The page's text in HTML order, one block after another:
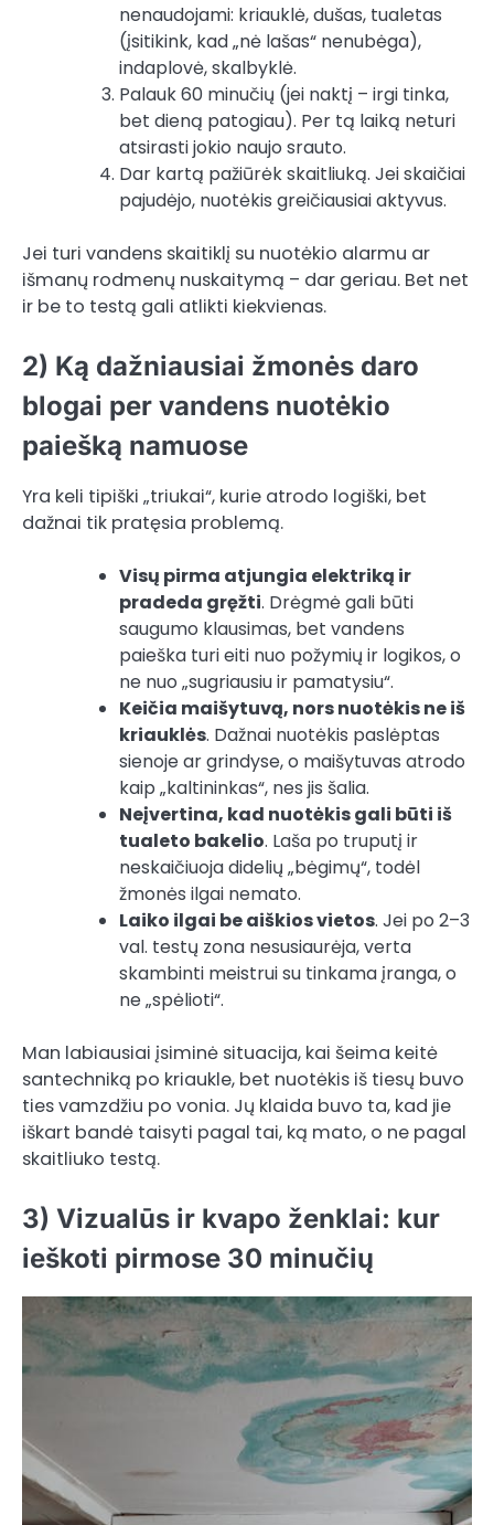
nenaudojami: kriauklė, dušas, tualetas
(įsitikink, kad „nė lašas“ nenubėga),
indaplovė, skalbyklė.
Palauk 60 minučių (jei naktį – irgi tinka,
bet dieną patogiau). Per tą laiką neturi
atsirasti jokio naujo srauto.
Dar kartą pažiūrėk skaitliuką. Jei skaičiai
pajudėjo, nuotėkis greičiausiai aktyvus.
Jei turi vandens skaitiklį su nuotėkio alarmu ar
išmanų rodmenų nuskaitymą – dar geriau. Bet net
ir be to testą gali atlikti kiekvienas.
2) Ką dažniausiai žmonės daro
blogai per vandens nuotėkio
paiešką namuose
Yra keli tipiški „triukai“, kurie atrodo logiški, bet
dažnai tik pratęsia problemą.
Visų pirma atjungia elektriką ir
pradeda gręžti. Drėgmė gali būti
saugumo klausimas, bet vandens
paieška turi eiti nuo požymių ir logikos, o
ne nuo „sugriausiu ir pamatysiu“.
Keičia maišytuvą, nors nuotėkis ne iš
kriauklės. Dažnai nuotėkis paslėptas
sienoje ar grindyse, o maišytuvas atrodo
kaip „kaltininkas“, nes jis šalia.
Neįvertina, kad nuotėkis gali būti iš
tualeto bakelio. Laša po truputį ir
neskaičiuoja didelių „bėgimų“, todėl
žmonės ilgai nemato.
Laiko ilgai be aiškios vietos. Jei po 2–3
val. testų zona nesusiaurėja, verta
skambinti meistrui su tinkama įranga, o
ne „spėlioti“.
Man labiausiai įsiminė situacija, kai šeima keitė
santechniką po kriaukle, bet nuotėkis iš tiesų buvo
ties vamzdžiu po vonia. Jų klaida buvo ta, kad jie
iškart bandė taisyti pagal tai, ką mato, o ne pagal
skaitliuko testą.
3) Vizualūs ir kvapo ženklai: kur
ieškoti pirmose 30 minučių